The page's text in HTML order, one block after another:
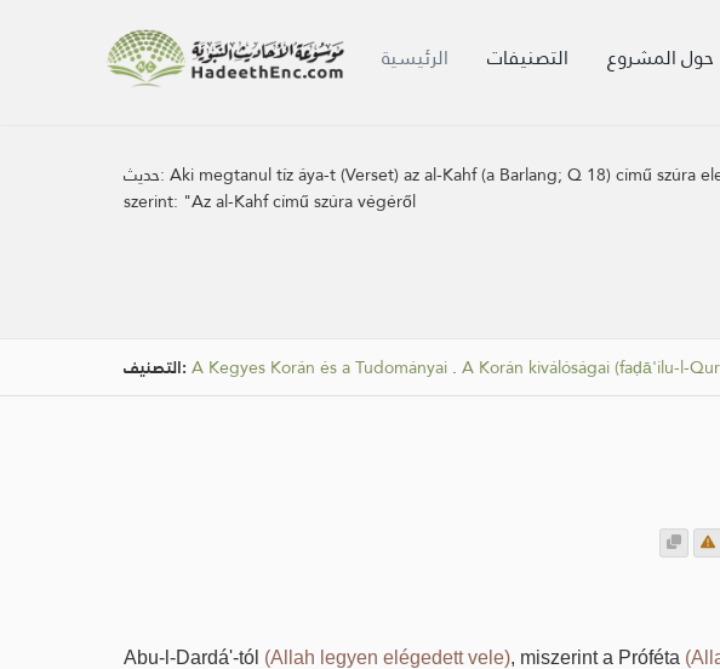
الرئيسية التصنيفات حول المشروع
حديث:Aki megtanul tíz áya-t (Verset) az al-Kahf (a Barlang; Q 18) című szúra
szerint: "Az al-Kahf című szúra végéről
التصنيف: A Kegyes Korán és a Tudományai . A Korán kiválóságai (faḍā'ilu-l-
Abu-l-Dardá'-tól (Allah legyen elégedett vele), miszerint a Próféta